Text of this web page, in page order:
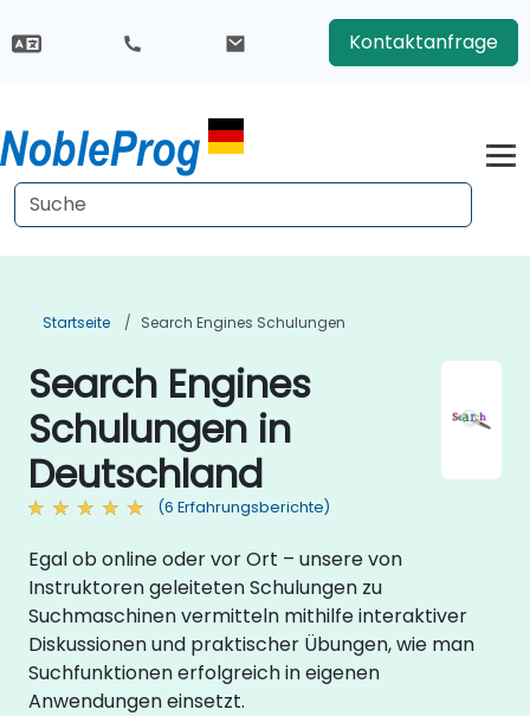
Kontaktanfrage
Startseite Search Engines Schulungen
Search Engines
Schulungen in
Deutschland
(6 Erfahrungsberichte)
Egal ob online oder vor Ort – unsere von
Instruktoren geleiteten Schulungen zu
Suchmaschinen vermitteln mithilfe interaktiver
Diskussionen und praktischer Übungen, wie man
Suchfunktionen erfolgreich in eigenen
Anwendungen einsetzt.